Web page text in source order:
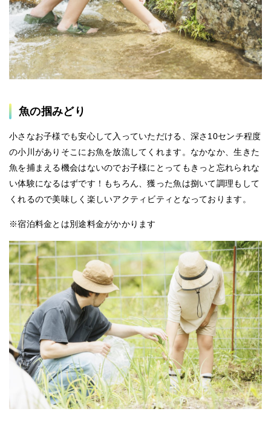
魚の掴みどり
小さなお子様でも安心して入っていただける、深さ10センチ程度
の小川がありそこにお魚を放流してくれます。なかなか、生きた
魚を捕まえる機会はないのでお子様にとってもきっと忘れられな
い体験になるはずです！もちろん、獲った魚は捌いて調理もして
くれるので美味しく楽しいアクティビティとなっております。
※宿泊料金とは別途料金がかかります